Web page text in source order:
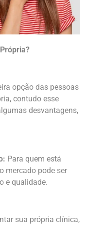
opção das pessoas
contudo esse
desvantagens,
Para quem está
mercado pode ser
e qualidade.
sua própria clínica,